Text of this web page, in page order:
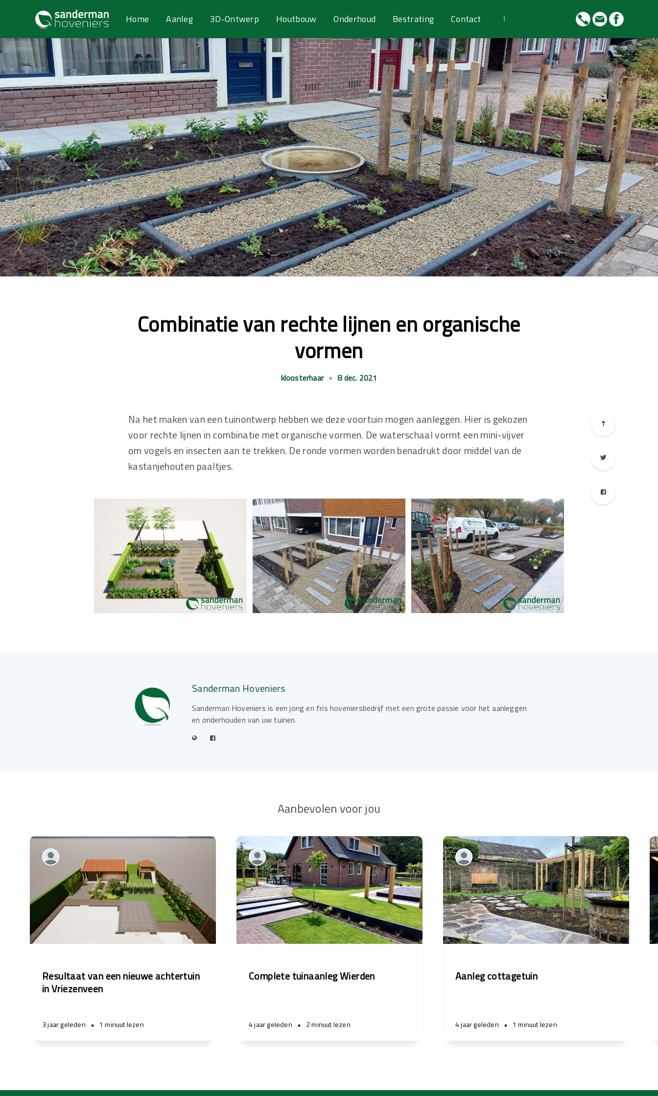
Home Aanleg 3D-Ontwerp Houtbouw Onderhoud Bestrating Contact
Combinatie van rechte lijnen en organische
vormen
kloosterhaar • 8 dec. 2021
Na het maken van een tuinontwerp hebben we deze voortuin mogen aanleggen. Hier is gekozen
voor rechte lijnen in combinatie met organische vormen. De waterschaal vormt een mini-vijver
om vogels en insecten aan te trekken. De ronde vormen worden benadrukt door middel van de
kastanjehouten paaltjes.
Sanderman Hoveniers
Sanderman Hoveniers is een jong en fris hoveniersbedrijf met een grote passie voor het aanleggen
en onderhouden van uw tuinen.
Aanbevolen voor jou
Resultaat van een nieuwe achtertuin
in Vriezenveen
3 jaar geleden • 1 minuut lezen
Complete tuinaanleg Wierden
4 jaar geleden • 2 minuut lezen
Aanleg cottagetuin
4 jaar geleden • 1 minuut lezen